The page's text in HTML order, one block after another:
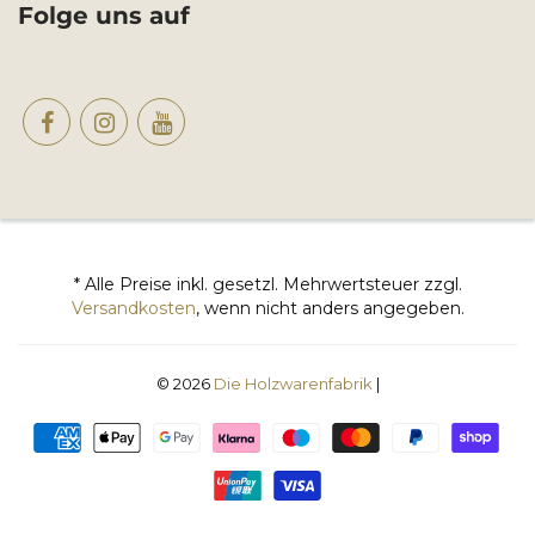
Folge uns auf
* Alle Preise inkl. gesetzl. Mehrwertsteuer zzgl.
Versandkosten, wenn nicht anders angegeben.
© 2026 Die Holzwarenfabrik |